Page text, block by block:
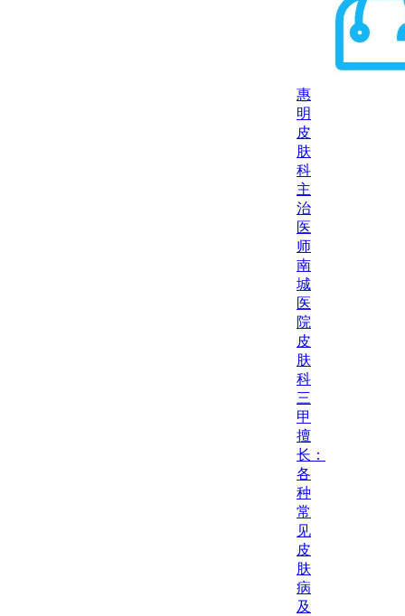
惠
明
皮
肤
科
主
治
医
师
南
城
医
院
皮
肤
科
三
甲
擅
长：
各
种
常
见
皮
肤
病
及